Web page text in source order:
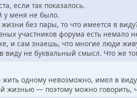
если так показалось.
у меня не было.
без пары, то что имеется в
участников форума есть немало
и сам знаешь, что многие люди
виду не буквальный смысл. Что же
жить одному невозможно, имел в
жизнью — поэтому можно говорить,